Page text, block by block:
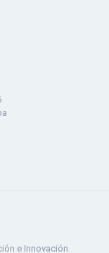
e Innovación